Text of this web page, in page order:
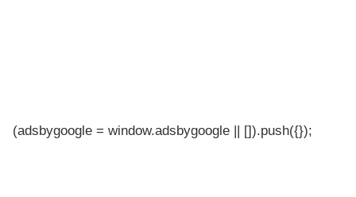
(adsbygoogle = window.adsbygoogle || []).push({});